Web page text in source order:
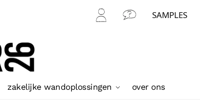
Mijn
Con
SAMPLES
zakelijke wandoplossingen over ons